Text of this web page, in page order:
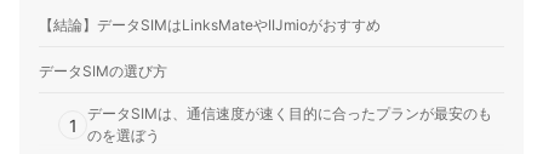
【結論】データSIMはLinksMateやIIJmioがおすすめ
データSIMの選び方
1
データSIMは、通信速度が速く目的に合ったプランが最安のも
のを選ぼう